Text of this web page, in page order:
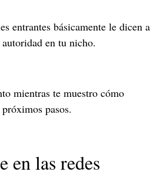
entrantes básicamente le dicen a
en tu nicho.
mientras te muestro cómo
pasos.
en las redes